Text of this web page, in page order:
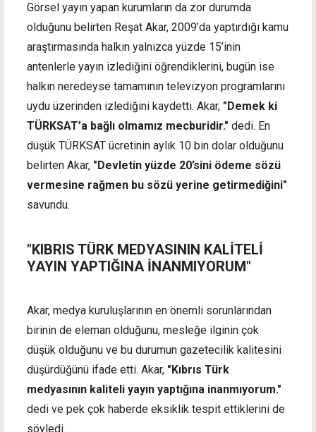
Görsel yayın yapan kurumların da zor durumda
olduğunu belirten Reşat Akar, 2009’da yaptırdığı kamu
araştırmasında halkın yalnızca yüzde 15’inin
antenlerle yayın izlediğini öğrendiklerini, bugün ise
halkın neredeyse tamamının televizyon programlarını
uydu üzerinden izlediğini kaydetti. Akar, "Demek ki
TÜRKSAT’a bağlı olmamız mecburidir." dedi. En
düşük TÜRKSAT ücretinin aylık 10 bin dolar olduğunu
belirten Akar, "Devletin yüzde 20’sini ödeme sözü
vermesine rağmen bu sözü yerine getirmediğini"
savundu.
"KIBRIS TÜRK MEDYASININ KALİTELİ
YAYIN YAPTIĞINA İNANMIYORUM"
Akar, medya kuruluşlarının en önemli sorunlarından
birinin de eleman olduğunu, mesleğe ilginin çok
düşük olduğunu ve bu durumun gazetecilik kalitesini
düşürdüğünü ifade etti. Akar, "Kıbrıs Türk
medyasının kaliteli yayın yaptığına inanmıyorum."
dedi ve pek çok haberde eksiklik tespit ettiklerini de
söyledi.